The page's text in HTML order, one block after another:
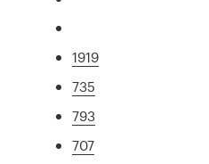
1919
735
793
707